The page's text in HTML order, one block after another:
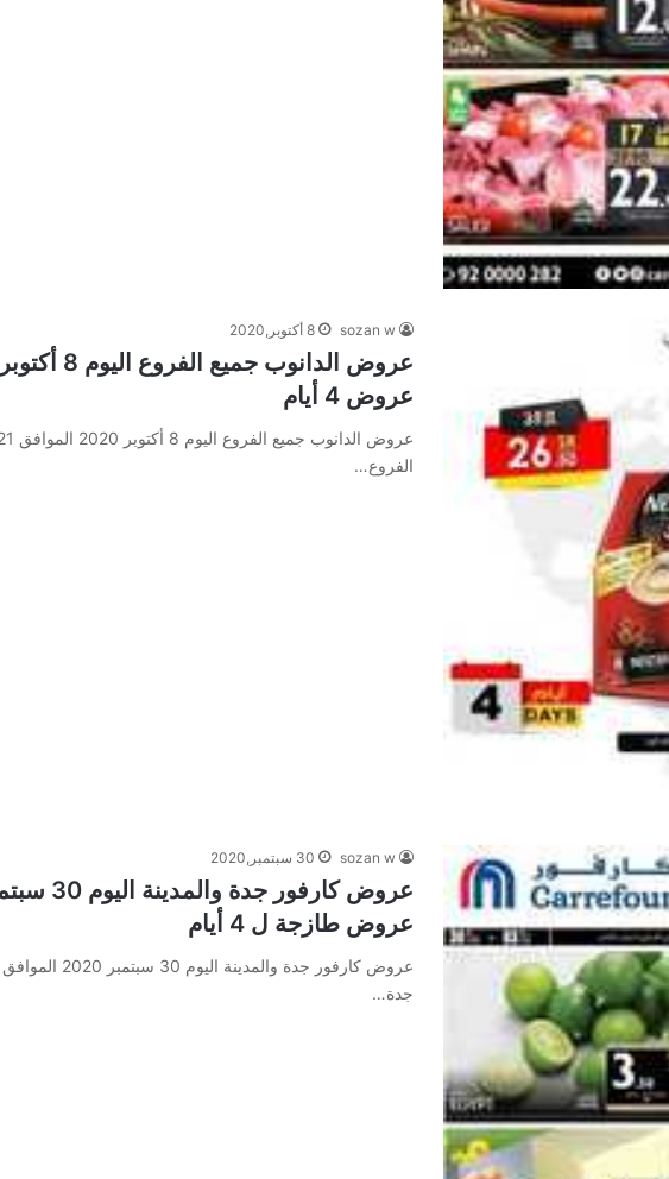
sozan w 8 أكتوبر,2020
عروض 4 أيام
الفروع…
sozan w 30 سبتمبر,2020
عروض طازجة ل 4 أيام
جدة…